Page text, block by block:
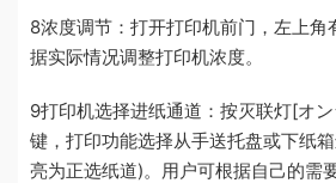
8浓度调节：打开打印机前门，左上角
据实际情况调整打印机浓度。
9打印机选择进纸通道：按灭联灯[オ
键，打印功能选择从手送托盘或下纸
亮为正选纸道)。用户可根据自己的需